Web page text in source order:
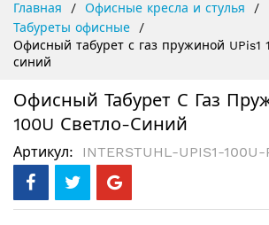
Content
Главная
Офисные кресла и стулья
Табуреты офисные
Офисный табурет с газ пружиной UPis1
синий
Офисный Табурет С Газ
100U Светло-Синий
Артикул INTERSTUHL-UPIS1-100U-